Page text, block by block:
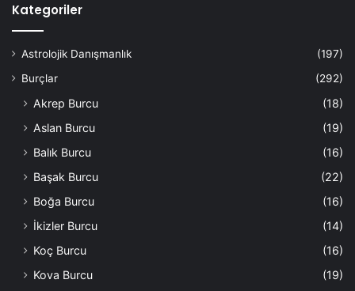
Kategoriler
Astrolojik Danışmanlık
(197)
Burçlar
(292)
Akrep Burcu
(18)
Aslan Burcu
(19)
Balık Burcu
(16)
Başak Burcu
(22)
Boğa Burcu
(16)
İkizler Burcu
(14)
Koç Burcu
(16)
Kova Burcu
(19)